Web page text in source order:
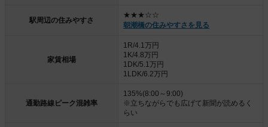
駅周辺の住みやすさ
★★★☆☆
朝潮橋の住みやすさを見る
家賃相場
1R/4.1万円
1K/4.8万円
1DK/5.1万円
1LDK/6.2万円
通勤路線ピーク混雑率
135%(8:00～9:00)
※立ちながらでも広げて新聞が読めるく
らい